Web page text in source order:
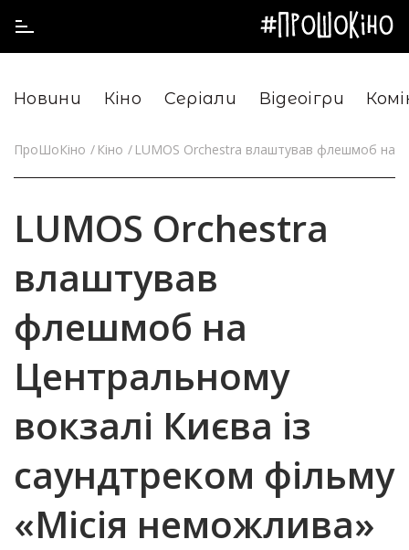
Новини Кіно Серіали Відеоігри
ПроШоКіно Кіно LUMOS Orchestra влаштував флешмоб на
LUMOS Orchestra
влаштував
флешмоб на
Центральному
вокзалі Києва із
саундтреком фільму
«Місія неможлива»